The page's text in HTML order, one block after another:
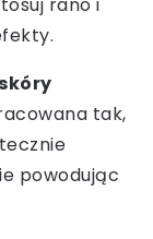
tak,
powodując